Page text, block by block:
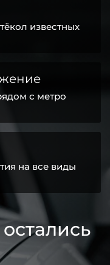
известных
с метро
на все виды